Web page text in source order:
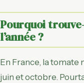
Pourquoi
l’année ?
En France, la tomate
juin et octobre.